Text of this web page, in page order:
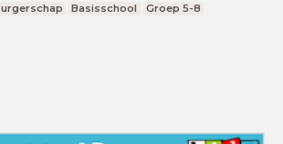
Basisschool Groep 5-8